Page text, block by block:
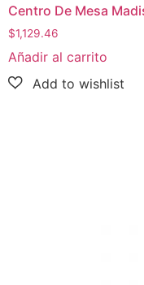
Centro De Mesa
$1,129.46
Añadir al carrito